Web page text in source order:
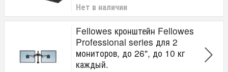
Нет в наличии
Fellowes кронштейн Fellowes
Professional series для 2
мониторов, до 26", до 10 кг
каждый.